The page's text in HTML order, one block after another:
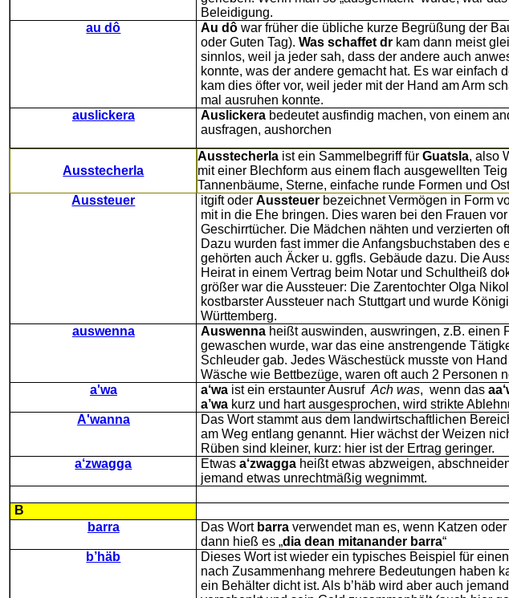
Beleidigung.
au dô
Au dô war früher die übliche kurze Begrüßung der
oder Guten Tag).Was schaffet dr kam dann meist
sinnlos, weil ja jeder sah, dass der andere auch
konnte, was der andere gemacht hat. Es war einfach
kam dies öfter vor, weil jeder mit der Hand am Arm
mal ausruhen konnte.
auslickera
Auslickera bedeutet ausfindig machen, von einem
ausfragen, aushorchen
Ausstecherla
Ausstecherla ist ein Sammelbegriff fürGuatsla, also
mit einer Blechform aus einem flach ausgewellten
Tannenbäume, Sterne, einfache runde Formen und
Aussteuer
itgift oderAussteuer bezeichnet Vermögen in Form
mit in die Ehe bringen. Dies waren bei den Frauen
Geschirrtücher. Die Mädchen nähten und verzierten
Dazu wurden fast immer die Anfangsbuchstaben des
gehörten auch Äcker u. ggfls. Gebäude dazu. Die
Heirat in einem Vertrag beim Notar und Schultheiß
größer war die Aussteuer: Die Zarentochter Olga
kostbarster Aussteuer nach Stuttgart und wurde
Württemberg.
auswenna
Auswenna heißt auswinden, auswringen, z.B. einen
gewaschen wurde, war das eine anstrengende
Schleuder gab. Jedes Wäschestück musste von
Wäsche wie Bettbezüge, waren oft auch 2 Personen
a'wa
a‘wa ist ein erstaunter Ausruf Ach was, wenn das
a’wa kurz und hart ausgesprochen, wird strikte
A'wanna
Das Wort stammt aus dem landwirtschaftlichen
am Weg entlang genannt. Hier wächst der Weizen
Rüben sind kleiner, kurz: hier ist der Ertrag geringer.
a‘zwagga
Etwas a‘zwagga heißt etwas abzweigen,
jemand etwas unrechtmäßig wegnimmt.
B
barra
Das Wort barra verwendet man es, wenn Katzen
dann hieß es „dia dean mitanander barra“
b’häb
Dieses Wort ist wieder ein typisches Beispiel für
nach Zusammenhang mehrere Bedeutungen haben
ein Behälter dicht ist. Als b’häb wird aber auch